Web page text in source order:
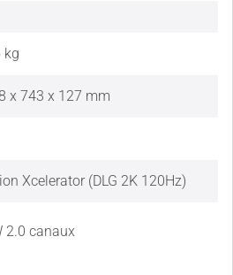
kg
x 743 x 127 mm
Xcelerator (DLG 2K 120Hz)
2.0 canaux